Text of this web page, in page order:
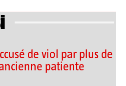
de viol par plus de
patiente